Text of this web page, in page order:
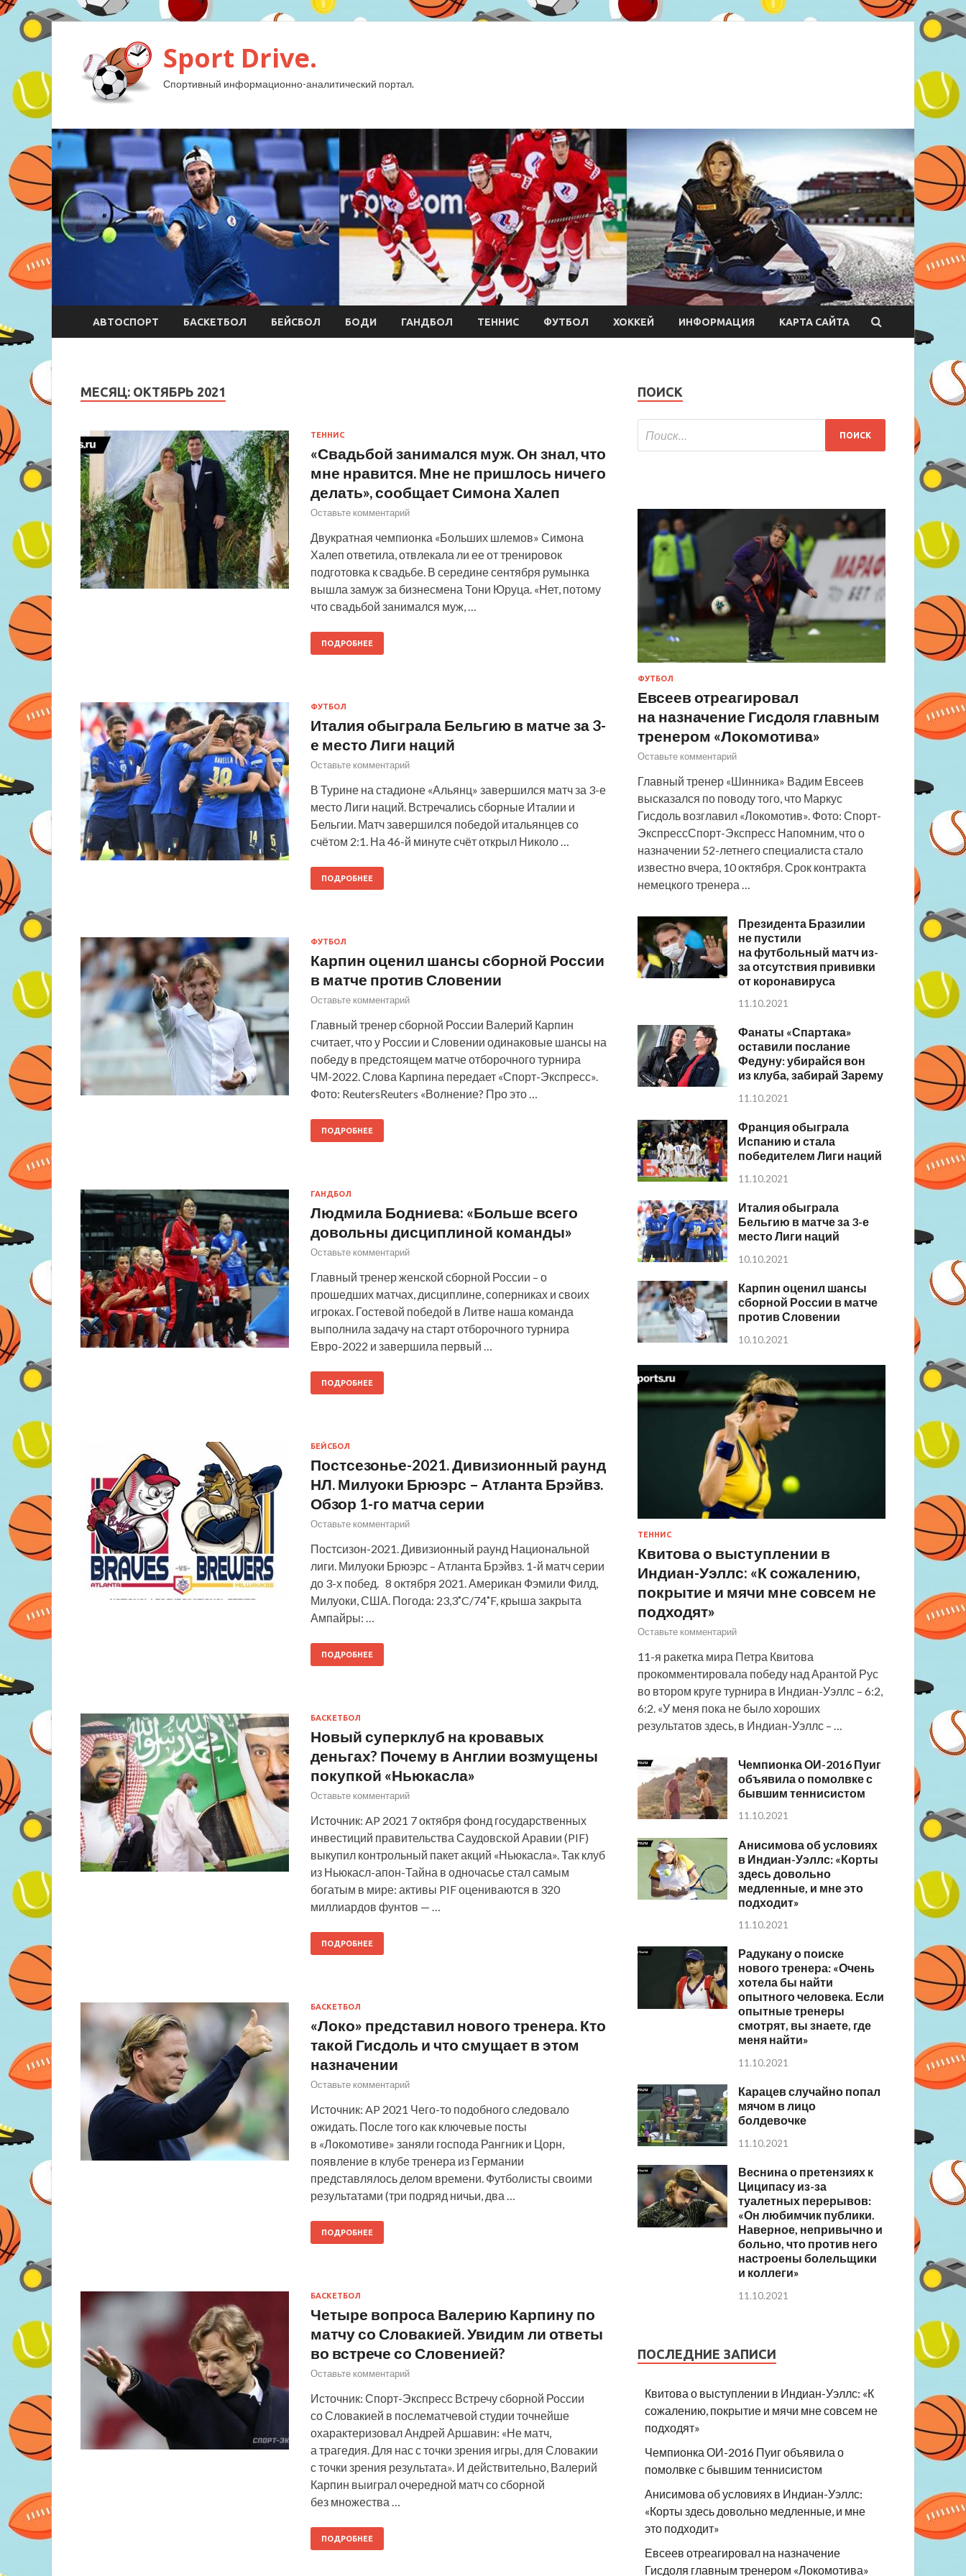
Sport Drive.
Спортивный информационно-аналитический портал.
АВТОСПОРТ БАСКЕТБОЛ БЕЙСБОЛ БОДИ ГАНДБОЛ ТЕННИС ФУТБОЛ ХОККЕЙ ИНФОРМАЦИЯ КАРТА САЙТА
МЕСЯЦ: ОКТЯБРЬ 2021
ТЕННИС
«Свадьбой занимался муж. Он знал, что
мне нравится. Мне не пришлось ничего
делать», сообщает Симона Халеп
Оставьте комментарий
Двукратная чемпионка «Больших шлемов» Симона
Халеп ответила, отвлекала ли ее от тренировок
подготовка к свадьбе. В середине сентября румынка
вышла замуж за бизнесмена Тони Юруца. «Нет, потому
что свадьбой занимался муж, …
ПОДРОБНЕЕ
ФУТБОЛ
Италия обыграла Бельгию в матче за 3-
е место Лиги наций
Оставьте комментарий
В Турине на стадионе «Альянц» завершился матч за 3-е
место Лиги наций. Встречались сборные Италии и
Бельгии. Матч завершился победой итальянцев со
счётом 2:1. На 46-й минуте счёт открыл Николо …
ПОДРОБНЕЕ
ФУТБОЛ
Карпин оценил шансы сборной России
в матче против Словении
Оставьте комментарий
Главный тренер сборной России Валерий Карпин
считает, что у России и Словении одинаковые шансы на
победу в предстоящем матче отборочного турнира
ЧМ-2022. Слова Карпина передает «Спорт-Экспресс».
Фото: ReutersReuters «Волнение? Про это …
ПОДРОБНЕЕ
ГАНДБОЛ
Людмила Бодниева: «Больше всего
довольны дисциплиной команды»
Оставьте комментарий
Главный тренер женской сборной России – о
прошедших матчах, дисциплине, соперниках и своих
игроках. Гостевой победой в Литве наша команда
выполнила задачу на старт отборочного турнира
Евро-2022 и завершила первый …
ПОДРОБНЕЕ
БЕЙСБОЛ
Постсезонье-2021. Дивизионный раунд
НЛ. Милуоки Брюэрс – Атланта Брэйвз.
Обзор 1-го матча серии
Оставьте комментарий
Постсизон-2021. Дивизионный раунд Национальной
лиги. Милуоки Брюэрс – Атланта Брэйвз. 1-й матч серии
до 3-х побед. 8 октября 2021. Американ Фэмили Филд,
Милуоки, США. Погода: 23,3˚C/74˚F, крыша закрыта
Ампайры: …
ПОДРОБНЕЕ
БАСКЕТБОЛ
Новый суперклуб на кровавых
деньгах? Почему в Англии возмущены
покупкой «Ньюкасла»
Оставьте комментарий
Источник: AP 2021 7 октября фонд государственных
инвестиций правительства Саудовской Аравии (PIF)
выкупил контрольный пакет акций «Ньюкасла». Так клуб
из Ньюкасл-апон-Тайна в одночасье стал самым
богатым в мире: активы PIF оцениваются в 320
миллиардов фунтов — …
ПОДРОБНЕЕ
БАСКЕТБОЛ
«Локо» представил нового тренера. Кто
такой Гисдоль и что смущает в этом
назначении
Оставьте комментарий
Источник: AP 2021 Чего-то подобного следовало
ожидать. После того как ключевые посты
в «Локомотиве» заняли господа Рангник и Цорн,
появление в клубе тренера из Германии
представлялось делом времени. Футболисты своими
результатами (три подряд ничьи, два …
ПОДРОБНЕЕ
БАСКЕТБОЛ
Четыре вопроса Валерию Карпину по
матчу со Словакией. Увидим ли ответы
во встрече со Словенией?
Оставьте комментарий
Источник: Спорт-Экспресс Встречу сборной России
со Словакией в послематчевой студии точнейше
охарактеризовал Андрей Аршавин: «Не матч,
а трагедия. Для нас с точки зрения игры, для Словакии
с точки зрения результата». И действительно, Валерий
Карпин выиграл очередной матч со сборной
без множества …
ПОДРОБНЕЕ
ПОИСК
ФУТБОЛ
Евсеев отреагировал
на назначение Гисдоля главным
тренером «Локомотива»
Оставьте комментарий
Главный тренер «Шинника» Вадим Евсеев
высказался по поводу того, что Маркус
Гисдоль возглавил «Локомотив». Фото: Спорт-
ЭкспрессСпорт-Экспресс Напомним, что о
назначении 52-летнего специалиста стало
известно вчера, 10 октября. Срок контракта
немецкого тренера …
Президента Бразилии
не пустили
на футбольный матч из-
за отсутствия прививки
от коронавируса
11.10.2021
Фанаты «Спартака»
оставили послание
Федуну: убирайся вон
из клуба, забирай Зарему
11.10.2021
Франция обыграла
Испанию и стала
победителем Лиги наций
11.10.2021
Италия обыграла
Бельгию в матче за 3-е
место Лиги наций
10.10.2021
Карпин оценил шансы
сборной России в матче
против Словении
10.10.2021
ТЕННИС
Квитова о выступлении в
Индиан-Уэллс: «К сожалению,
покрытие и мячи мне совсем не
подходят»
Оставьте комментарий
11-я ракетка мира Петра Квитова
прокомментировала победу над Арантой Рус
во втором круге турнира в Индиан-Уэллс – 6:2,
6:2. «У меня пока не было хороших
результатов здесь, в Индиан-Уэллс – …
Чемпионка ОИ-2016 Пуиг
объявила о помолвке с
бывшим теннисистом
11.10.2021
Анисимова об условиях
в Индиан-Уэллс: «Корты
здесь довольно
медленные, и мне это
подходит»
11.10.2021
Радукану о поиске
нового тренера: «Очень
хотела бы найти
опытного человека. Если
опытные тренеры
смотрят, вы знаете, где
меня найти»
11.10.2021
Карацев случайно попал
мячом в лицо
болдевочке
11.10.2021
Веснина о претензиях к
Циципасу из-за
туалетных перерывов:
«Он любимчик публики.
Наверное, непривычно и
больно, что против него
настроены болельщики
и коллеги»
11.10.2021
ПОСЛЕДНИЕ ЗАПИСИ
Квитова о выступлении в Индиан-Уэллс: «К
сожалению, покрытие и мячи мне совсем не
подходят»
Чемпионка ОИ-2016 Пуиг объявила о
помолвке с бывшим теннисистом
Анисимова об условиях в Индиан-Уэллс:
«Корты здесь довольно медленные, и мне
это подходит»
Евсеев отреагировал на назначение
Гисдоля главным тренером «Локомотива»